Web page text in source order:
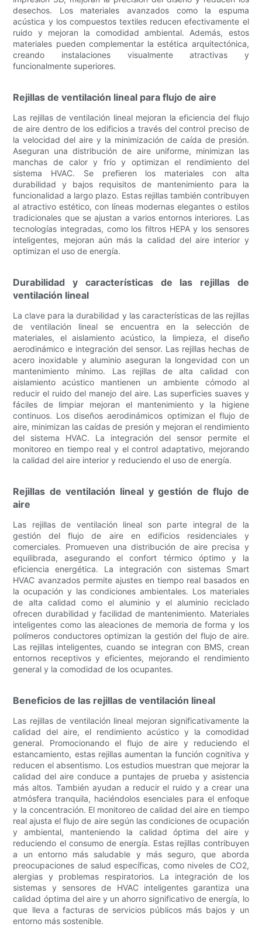
desechos. Los materiales avanzados como la espuma
acústica y los compuestos textiles reducen efectivamente el
ruido y mejoran la comodidad ambiental. Además, estos
materiales pueden complementar la estética arquitectónica,
creando instalaciones visualmente atractivas y
funcionalmente superiores.
Rejillas de ventilación lineal para flujo de aire
Las rejillas de ventilación lineal mejoran la eficiencia del flujo
de aire dentro de los edificios a través del control preciso de
la velocidad del aire y la minimización de caída de presión.
Aseguran una distribución de aire uniforme, minimizan las
manchas de calor y frío y optimizan el rendimiento del
sistema HVAC. Se prefieren los materiales con alta
durabilidad y bajos requisitos de mantenimiento para la
funcionalidad a largo plazo. Estas rejillas también contribuyen
al atractivo estético, con líneas modernas elegantes o estilos
tradicionales que se ajustan a varios entornos interiores. Las
tecnologías integradas, como los filtros HEPA y los sensores
inteligentes, mejoran aún más la calidad del aire interior y
optimizan el uso de energía.
Durabilidad y características de las rejillas de
ventilación lineal
La clave para la durabilidad y las características de las rejillas
de ventilación lineal se encuentra en la selección de
materiales, el aislamiento acústico, la limpieza, el diseño
aerodinámico e integración del sensor. Las rejillas hechas de
acero inoxidable y aluminio aseguran la longevidad con un
mantenimiento mínimo. Las rejillas de alta calidad con
aislamiento acústico mantienen un ambiente cómodo al
reducir el ruido del manejo del aire. Las superficies suaves y
fáciles de limpiar mejoran el mantenimiento y la higiene
continuos. Los diseños aerodinámicos optimizan el flujo de
aire, minimizan las caídas de presión y mejoran el rendimiento
del sistema HVAC. La integración del sensor permite el
monitoreo en tiempo real y el control adaptativo, mejorando
la calidad del aire interior y reduciendo el uso de energía.
Rejillas de ventilación lineal y gestión de flujo de
aire
Las rejillas de ventilación lineal son parte integral de la
gestión del flujo de aire en edificios residenciales y
comerciales. Promueven una distribución de aire precisa y
equilibrada, asegurando el confort térmico óptimo y la
eficiencia energética. La integración con sistemas Smart
HVAC avanzados permite ajustes en tiempo real basados ​​en
la ocupación y las condiciones ambientales. Los materiales
de alta calidad como el aluminio y el aluminio reciclado
ofrecen durabilidad y facilidad de mantenimiento. Materiales
inteligentes como las aleaciones de memoria de forma y los
polímeros conductores optimizan la gestión del flujo de aire.
Las rejillas inteligentes, cuando se integran con BMS, crean
entornos receptivos y eficientes, mejorando el rendimiento
general y la comodidad de los ocupantes.
Beneficios de las rejillas de ventilación lineal
Las rejillas de ventilación lineal mejoran significativamente la
calidad del aire, el rendimiento acústico y la comodidad
general. Promocionando el flujo de aire y reduciendo el
estancamiento, estas rejillas aumentan la función cognitiva y
reducen el absentismo. Los estudios muestran que mejorar la
calidad del aire conduce a puntajes de prueba y asistencia
más altos. También ayudan a reducir el ruido y a crear una
atmósfera tranquila, haciéndolos esenciales para el enfoque
y la concentración. El monitoreo de calidad del aire en tiempo
real ajusta el flujo de aire según las condiciones de ocupación
y ambiental, manteniendo la calidad óptima del aire y
reduciendo el consumo de energía. Estas rejillas contribuyen
a un entorno más saludable y más seguro, que aborda
preocupaciones de salud específicas, como niveles de CO2,
alergias y problemas respiratorios. La integración de los
sistemas y sensores de HVAC inteligentes garantiza una
calidad óptima del aire y un ahorro significativo de energía, lo
que lleva a facturas de servicios públicos más bajos y un
entorno más sostenible.